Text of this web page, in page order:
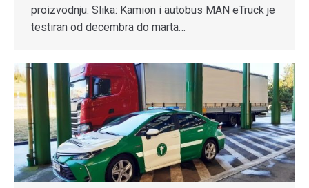
proizvodnju. Slika: Kamion i autobus MAN eTruck je
testiran od decembra do marta…